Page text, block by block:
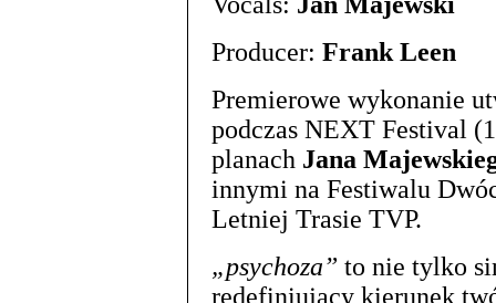
Producer: Frank Leen
Premierowe wykonanie
podczas NEXT Festival
planach Jana
innymi na Festiwalu
Letniej Trasie TVP.
„psychoza” to nie tylko
redefiniujący kierunek